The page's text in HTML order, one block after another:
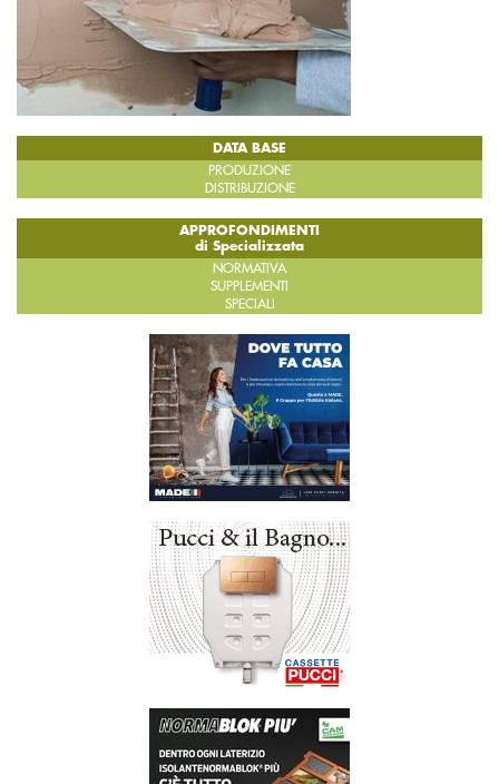
DATA BASE
PRODUZIONE
DISTRIBUZIONE
APPROFONDIMENTI
di Specializzata
NORMATIVA
SUPPLEMENTI
SPECIALI